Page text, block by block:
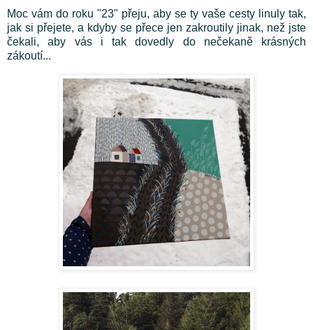
Moc vám do roku "23" přeju, aby se ty vaše cesty linuly tak,
jak si přejete, a kdyby se přece jen zakroutily jinak, než jste
čekali, aby vás i tak dovedly do nečekaně krásných
zákoutí...